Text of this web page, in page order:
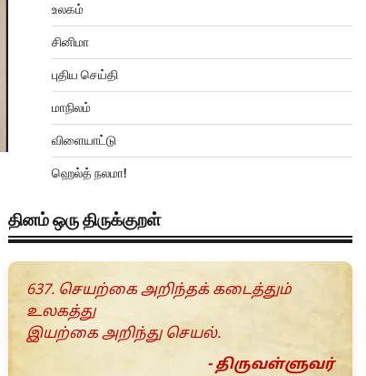
உலகம்
சினிமா
புதிய செய்தி
மாநிலம்
விளையாட்டு
ஹெல்த் நலமா!
தினம் ஒரு திருக்குறள்
637. செயற்கை அறிந்தக் கடைத்தும்
உலகத்து
இயற்கை அறிந்து செயல்.
- திருவள்ளுவர்